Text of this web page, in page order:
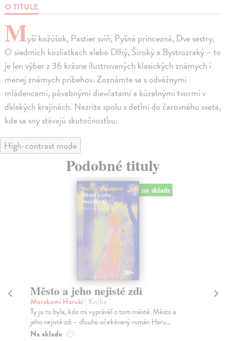
O TITULE
Myší kožúšok, Pastier svíň, Pyšná princezná, Dve sestry,
O siedmich kozliatkach alebo Dlhý, Široký a Bystrozraký – to
je len výber z 36 krásne ilustrovaných klasických známych i
menej známych príbehov. Zoznámte sa s odvážnymi
mládencami, pôvabnými dievčatami a kúzelnými tvormi v
ďalekých krajinách. Nazrite spolu s deťmi do čarovného sveta,
kde sa sny stávajú skutočnosťou.
High-contrast mode
Podobné tituly
na sklade
Město a jeho nejisté zdi
Murakami Haruki | Kniha
Ty jsi to byla, kdo mi vyprávěl o tom městě. Město a
jeho nejisté zdi – dlouho očekávaný román Haru...
Na sklade ?